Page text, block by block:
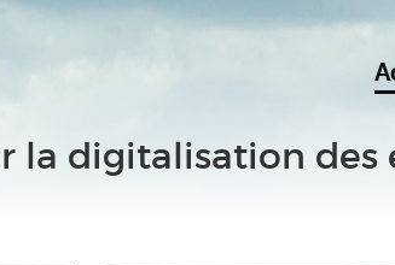
la digitalisation des